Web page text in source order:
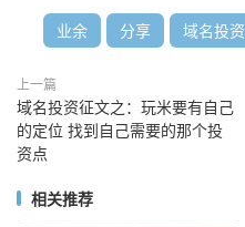
业余 分享 域名投资
上一篇
域名投资征文之：玩米要有自己
的定位 找到自己需要的那个投
资点
相关推荐